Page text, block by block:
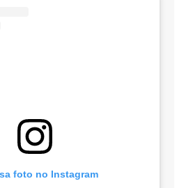
foto no Instagram